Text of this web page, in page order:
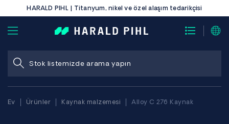
HARALD PIHL | Titanyum, nikel ve özel alaşım tedarikçisi
Ev Ürünler Kaynak malzemesi Alloy C 276 Kaynak